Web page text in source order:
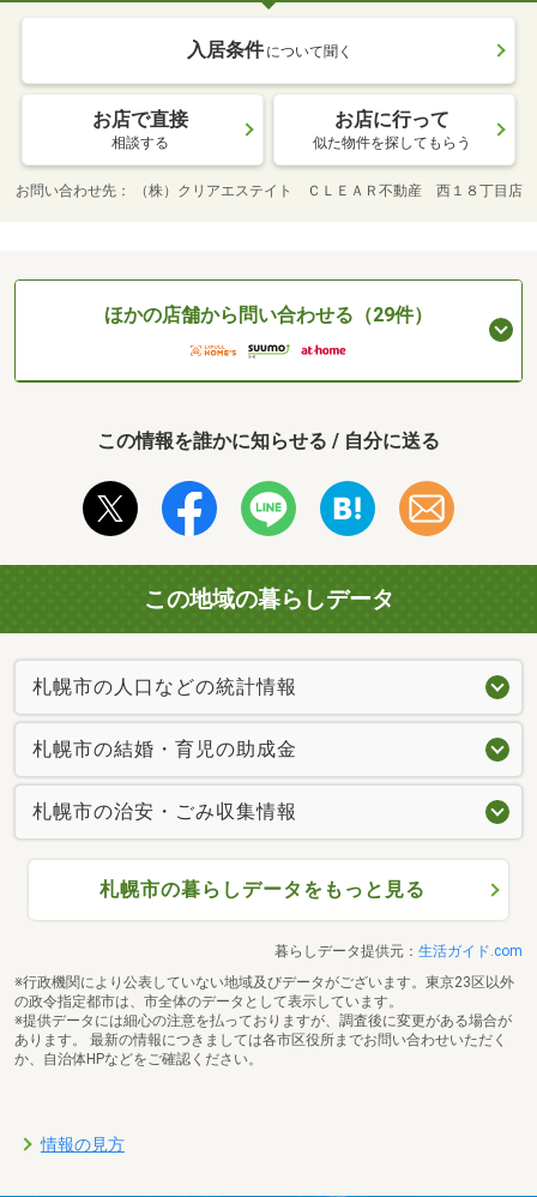
入居条件 について聞く
お店で直接
相談する
お店に行って
似た物件を探してもらう
お問い合わせ先 （株）クリアエステイト ＣＬＥＡＲ不動産 西１８丁目店
ほかの店舗から問い合わせる（29件）
この情報を誰かに知らせる / 自分に送る
この地域の暮らしデータ
札幌市の人口などの統計情報
札幌市の結婚・育児の助成金
札幌市の治安・ごみ収集情報
札幌市の暮らしデータをもっと見る
暮らしデータ提供元： 生活ガイド.com
※行政機関により公表していない地域及びデータがございます。東京23区以外
の政令指定都市は、市全体のデータとして表示しています。
※提供データには細心の注意を払っておりますが、調査後に変更がある場合が
あります。 最新の情報につきましては各市区役所までお問い合わせいただく
か、自治体HPなどをご確認ください。
情報の見方